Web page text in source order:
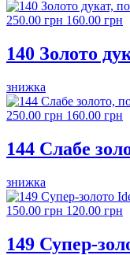
250.00 грн 160.00 грн
140 Золото
знижка
250.00 грн 160.00 грн
144 Слабе
знижка
150.00 грн 120.00 грн
149 Супер-